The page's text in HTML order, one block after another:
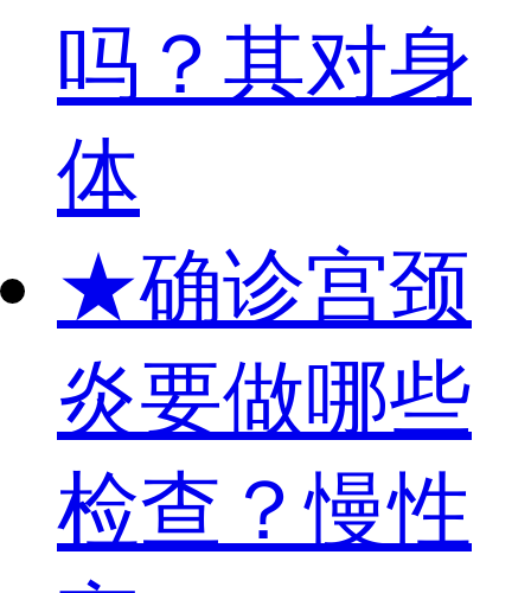
吗？其对身
体
★确诊宫颈
炎要做哪些
检查？慢性